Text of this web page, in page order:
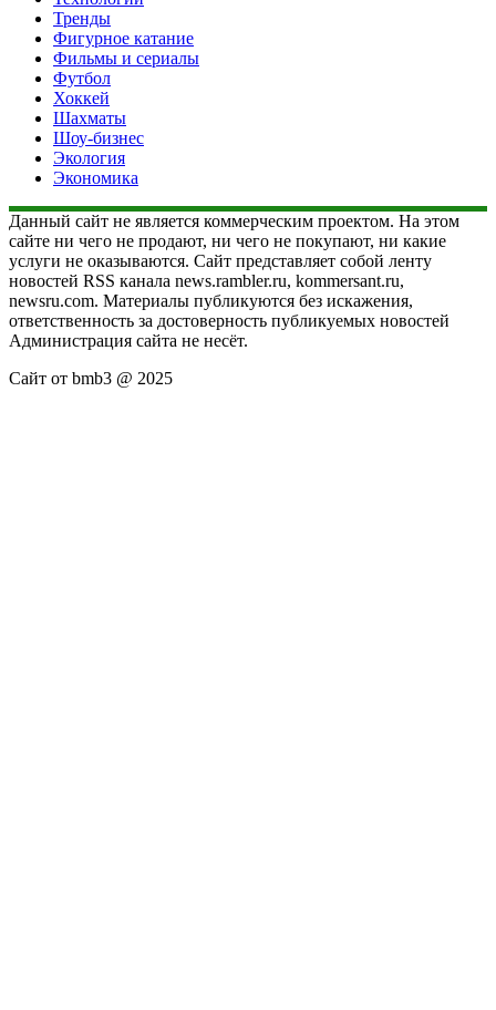
Тренды
Фигурное катание
Фильмы и сериалы
Футбол
Хоккей
Шахматы
Шоу-бизнес
Экология
Экономика
Данный сайт не является коммерческим проектом. На этом
сайте ни чего не продают, ни чего не покупают, ни какие
услуги не оказываются. Сайт представляет собой ленту
новостей RSS канала news.rambler.ru, kommersant.ru,
newsru.com. Материалы публикуются без искажения,
ответственность за достоверность публикуемых новостей
Администрация сайта не несёт.
Сайт от bmb3 @ 2025